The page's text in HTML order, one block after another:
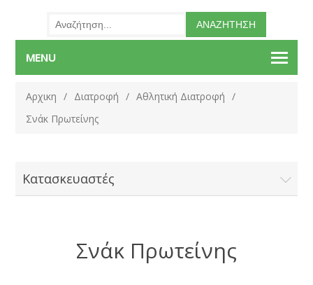
MENU
Αρχικη / Διατροφή / Αθλητική Διατροφή
/
Σνάκ Πρωτείνης
Κατασκευαστές
Σνάκ Πρωτείνης